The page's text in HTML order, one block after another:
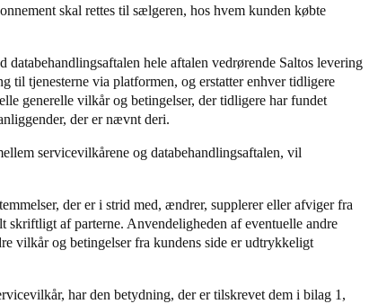
SvenskaEnglish
skal rettes til sælgeren, hos hvem kunden købte
databehandlingsaftalen hele aftalen vedrørende Saltos levering
til tjenesterne via platformen, og erstatter enhver tidligere
generelle vilkår og betingelser, der tidligere har fundet
der er nævnt deri.
servicevilkårene og databehandlingsaftalen, vil
der er i strid med, ændrer, supplerer eller afviger fra
skriftligt af parterne. Anvendeligheden af eventuelle andre
vilkår og betingelser fra kundens side er udtrykkeligt
har den betydning, der er tilskrevet dem i bilag 1,